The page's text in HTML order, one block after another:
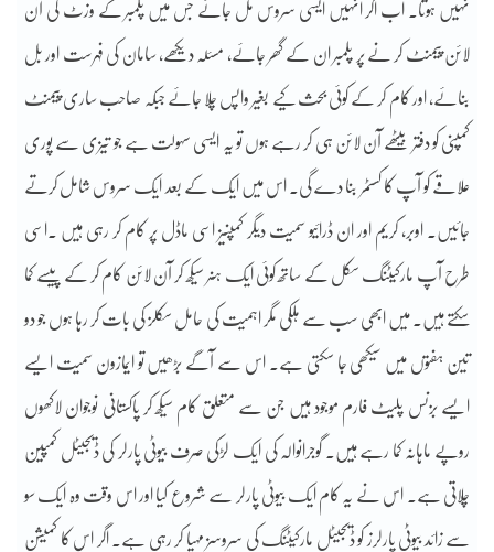
نہیں ہوتا۔ اب اگر انہیں ایسی سروس مل جائے جس میں پلمبر کے وزٹ کی آن
لائن پیمنٹ کر نے پر پلمبر ان کے گھر جائے، مسئلہ دیکھے، سامان کی فہرست اور بل
بنائے، اور کام کر کے کوئی بحث کیے بغیر واپس چلا جائے جبکہ صاحب ساری پیمنٹ
کمپنی کو دفتر بیٹھے آن لائن ہی کر رہے ہوں تو یہ ایسی سہولت ہے جو تیزی سے پوری
علاقے کو آپ کا کسٹمر بنا دے گی۔ اس میں ایک کے بعد ایک سروس شامل کرتے
جائیں۔ اوبر، کریم اور ان ڈرائیو سمیت دیگر کمپنیز اسی ماڈل پر کام کر رہی ہیں ۔اسی
طرح آپ مارکیٹنگ سکل کے ساتھ کوئی ایک ہنر سیکھ کر آن لائن کام کر کے پیسے کما
سکتے ہیں۔ میں ابھی سب سے ہلکی مگر اہمیت کی حامل سکلز کی بات کر رہا ہوں جو دو
تین ہفتوں میں سیکھی جا سکتی ہے۔ اس سے آگے بڑھیں تو ایمازون سمیت ایسے
ایسے بزنس پلیٹ فارم موجود ہیں جن سے متعلق کام سیکھ کر پاکستانی نوجوان لاکھوں
روپے ماہانہ کما رہے ہیں۔ گوجرانوالہ کی ایک لڑکی صرف بیوٹی پارلر کی ڈیجیٹل کمپین
چلاتی ہے۔ اس نے یہ کام ایک بیوٹی پارلر سے شروع کیا اور اس وقت وہ ایک سو
سے زائد بیوٹی پارلرز کو ڈیجیٹل مارکیٹنگ کی سروسز مہیا کر رہی ہے۔ اگر اس کا کمیشن